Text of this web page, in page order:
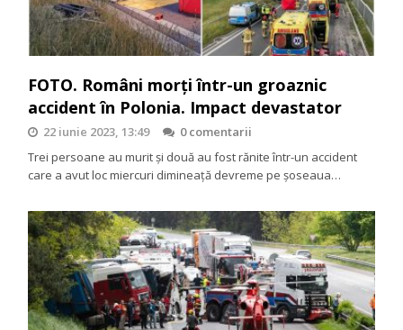
FOTO. Români morți într-un groaznic
accident în Polonia. Impact devastator
22 iunie 2023, 13:49
0 comentarii
Trei persoane au murit și două au fost rănite într-un accident
care a avut loc miercuri dimineață devreme pe șoseaua…